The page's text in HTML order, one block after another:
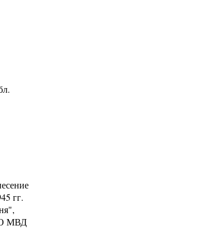
гг.
МВД